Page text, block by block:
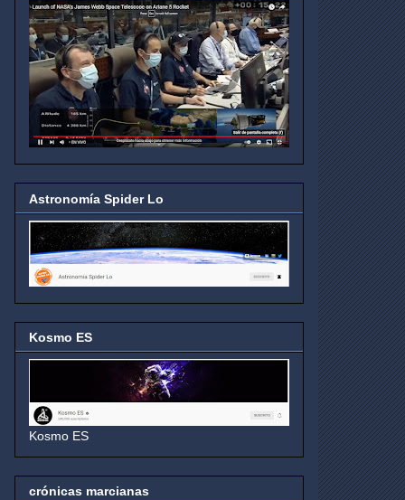
Astronomía Spider Lo
Kosmo ES
Kosmo ES
crónicas marcianas